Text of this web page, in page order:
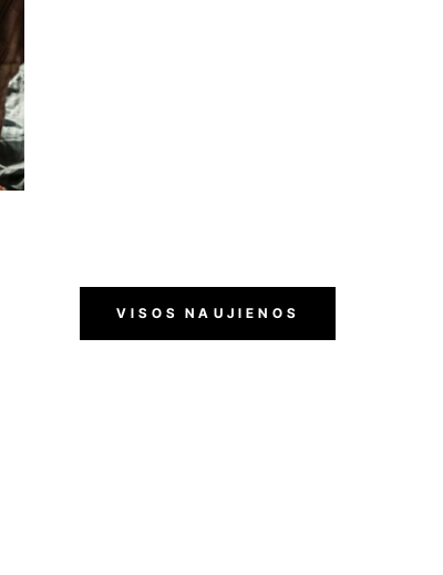
VISOS NAUJIENOS